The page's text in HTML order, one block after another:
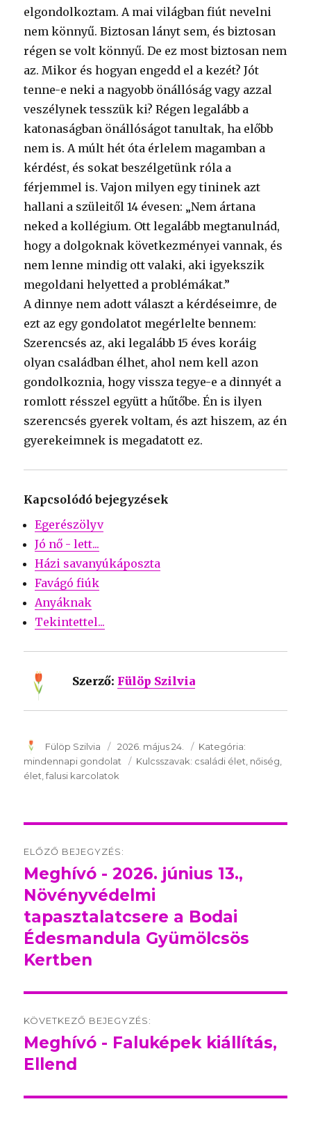
elgondolkoztam. A mai világban fiút nevelni
nem könnyű. Biztosan lányt sem, és biztosan
régen se volt könnyű. De ez most biztosan nem
az. Mikor és hogyan engedd el a kezét? Jót
tenne-e neki a nagyobb önállóság vagy azzal
veszélynek tesszük ki? Régen legalább a
katonaságban önállóságot tanultak, ha előbb
nem is. A múlt hét óta érlelem magamban a
kérdést, és sokat beszélgetünk róla a
férjemmel is. Vajon milyen egy tininek azt
hallani a szüleitől 14 évesen: „Nem ártana
neked a kollégium. Ott legalább megtanulnád,
hogy a dolgoknak következményei vannak, és
nem lenne mindig ott valaki, aki igyekszik
megoldani helyetted a problémákat.”
A dinnye nem adott választ a kérdéseimre, de
ezt az egy gondolatot megérlelte bennem:
Szerencsés az, aki legalább 15 éves koráig
olyan családban élhet, ahol nem kell azon
gondolkoznia, hogy vissza tegye-e a dinnyét a
romlott résszel együtt a hűtőbe. Én is ilyen
szerencsés gyerek voltam, és azt hiszem, az én
gyerekeimnek is megadatott ez.
Kapcsolódó bejegyzések
Egerészölyv
Jó nő - lett...
Házi savanyúkáposzta
Favágó fiúk
Anyáknak
Tekintettel...
Szerző: Fülöp Szilvia
SzerzÅ
Fülöp Szilvia Közzétéve:
2026. május 24. Kategória:
mindennapi gondolat
Kulcsszavak: Kulcsszavak:
családi élet nőiség
élet falusi karcolatok
navigation
ELŐZŐ BEJEGYZÉS:
Előző
bejegyzés:
Meghívó - 2026. június 13.,
Növényvédelmi
tapasztalatcsere a Bodai
Édesmandula Gyümölcsös
Kertben
KÖVETKEZŐ BEJEGYZÉS:
Következő
bejegyzés:
Meghívó - Faluképek kiállítás,
Ellend